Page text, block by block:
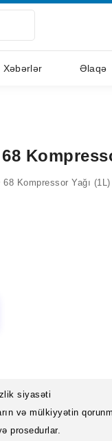
Xəbərlər Əlaqə
Kompressor Yağı (1L)
siyasəti
və mülkiyyətin
prosedurlar.